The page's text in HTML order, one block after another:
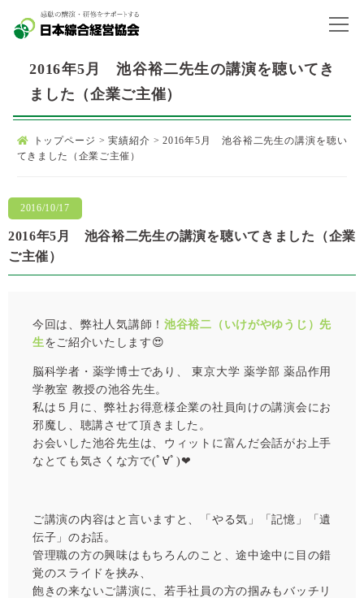
2016年5月 池谷裕二先生の講演を聴いてき
ました（企業ご主催）
トップページ >実績紹介 >2016年5月 池谷裕二先生の講演を聴い
てきました（企業ご主催）
2016年5月 池谷裕二先生の講演を聴いてきました（企業
ご主催）
2016/10/17
今回は、弊社人気講師！ 池谷裕二（いけがやゆうじ）先
生をご紹介いたします😍
脳科学者・薬学博士であり、 東京大学 薬学部 薬品作用
学教室 教授の池谷先生。
私は５月に、弊社お得意様企業の社員向けの講演会にお
邪魔し、聴講させて頂きました。
お会いした池谷先生は、ウィットに富んだ会話がお上手
なとても気さくな方で(ﾟ∀ﾟ)❤
ご講演の内容はと言いますと、「やる気」「記憶」「遺
伝子」のお話。
管理職の方の興味はもちろんのこと、途中途中に目の錯
覚のスライドを挟み、
飽きの来ないご講演に、若手社員の方の掴みもバッチリ